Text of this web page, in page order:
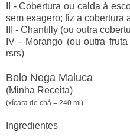
II - Cobertura ou calda à
sem exagero; fiz a cobertura
III - Chantilly (ou outra
IV - Morango (ou outra
rsrs)
Bolo Nega Maluca
(Minha Receita)
(xícara de chá = 240 ml)
Ingredientes